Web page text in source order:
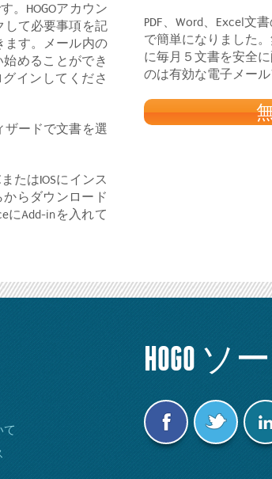
。HOGOアカウン
して必要事項を記
ます。メール内の
めることができ
インしてくださ
ザードで文書を選
たはIOSにインス
からダウンロード
にAdd-inを入れて
PDF、Word、Excel文
で簡単になりました
に毎月５文書を安全
のは有効な電子メール
て
HOGO ソ